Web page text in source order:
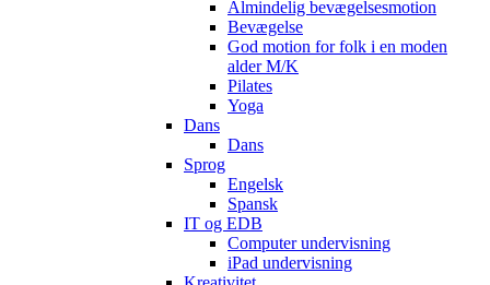
Almindelig bevægelsesmotion
Bevægelse
God motion for folk i en moden
alder M/K
Pilates
Yoga
Dans
Dans
Sprog
Engelsk
Spansk
IT og EDB
Computer undervisning
iPad undervisning